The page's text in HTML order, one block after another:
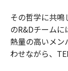
その哲学に共
のR&Dチーム
熱量の高いメン
わせながら、